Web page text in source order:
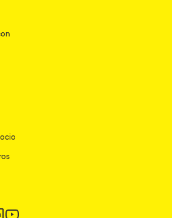
en instagram
en twitter
en linkedin
Síguenos en youtube